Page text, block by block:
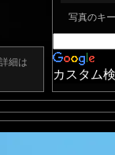
細は
写真のキ
カスタム